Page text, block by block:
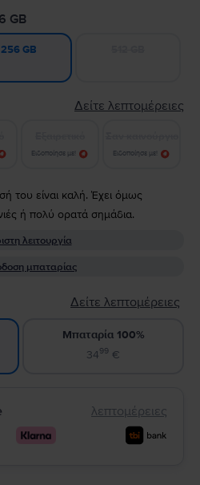
GB
256 GB
Δείτε λεπτομέρειες
Ειδοποίησε με! Ειδοποίησε με!
του είναι καλή. Έχει όμως
ή πολύ ορατά σημάδια.
λειτουργία
μπαταρίας
Δείτε λεπτομέρειες
Μπαταρία 100%
3499 €
λεπτομέρειες